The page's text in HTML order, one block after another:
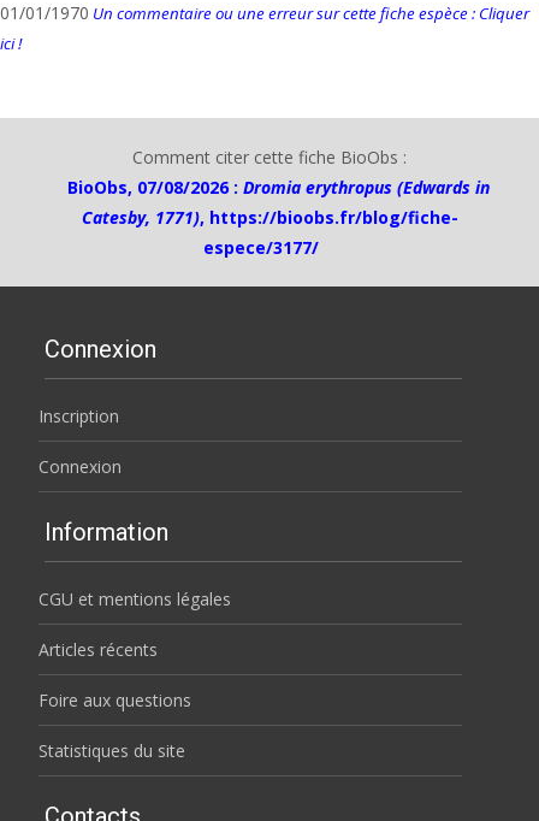
01/01/1970 Un commentaire ou une erreur sur cette fiche espèce : Cliquer
ici !
Comment citer cette fiche BioObs :
BioObs, 07/08/2026 : Dromia erythropus (Edwards in
Catesby, 1771), https://bioobs.fr/blog/fiche-
espece/3177/
Connexion
Inscription
Connexion
Information
CGU et mentions légales
Articles récents
Foire aux questions
Statistiques du site